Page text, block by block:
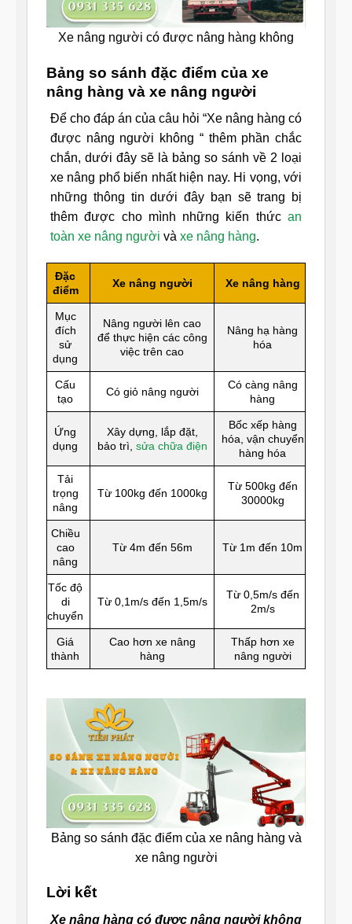
Xe nâng người có được nâng hàng không
Bảng so sánh đặc điểm của xe
nâng hàng và xe nâng người
Để cho đáp án của câu hỏi “Xe nâng hàng có
được nâng người không “ thêm phần chắc
chắn, dưới đây sẽ là bảng so sánh về 2 loại
xe nâng phổ biến nhất hiện nay. Hi vọng, với
những thông tin dưới đây bạn sẽ trang bị
thêm được cho mình những kiến thức an
toàn xe nâng người và xe nâng hàng.
Đặc
điểm
Xe nâng người Xe nâng hàng
Mục
đích
sử
dụng
Nâng người lên cao
để thực hiện các công
việc trên cao
Nâng hạ hàng
hóa
Cấu
tạo
Có giỏ nâng người
Có càng nâng
hàng
Ứng
dụng
Xây dựng, lắp đặt,
bảo trì, sửa chữa điện
Bốc xếp hàng
hóa, vận chuyển
hàng hóa
Tải
trọng
nâng
Từ 100kg đến 1000kg
Từ 500kg đến
30000kg
Chiều
cao
nâng
Từ 4m đến 56m Từ 1m đến 10m
Tốc độ
di
chuyển
Từ 0,1m/s đến 1,5m/s
Từ 0,5m/s đến
2m/s
Giá
thành
Cao hơn xe nâng
hàng
Thấp hơn xe
nâng người
Bảng so sánh đặc điểm của xe nâng hàng và
xe nâng người
Lời kết
Xe nâng hàng có được nâng người không